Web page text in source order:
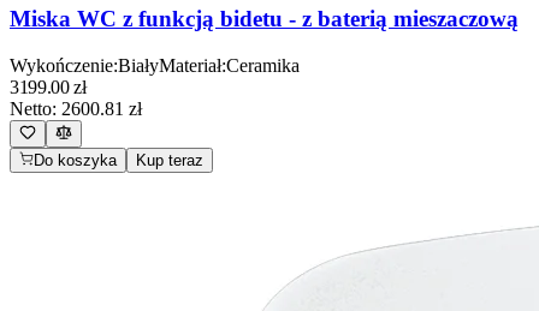
Miska WC z funkcją bidetu - z baterią mieszaczową
Wykończenie:BiałyMateriał:Ceramika
3199.00zł
Netto: 2600.81 zł
Do koszyka Kup teraz